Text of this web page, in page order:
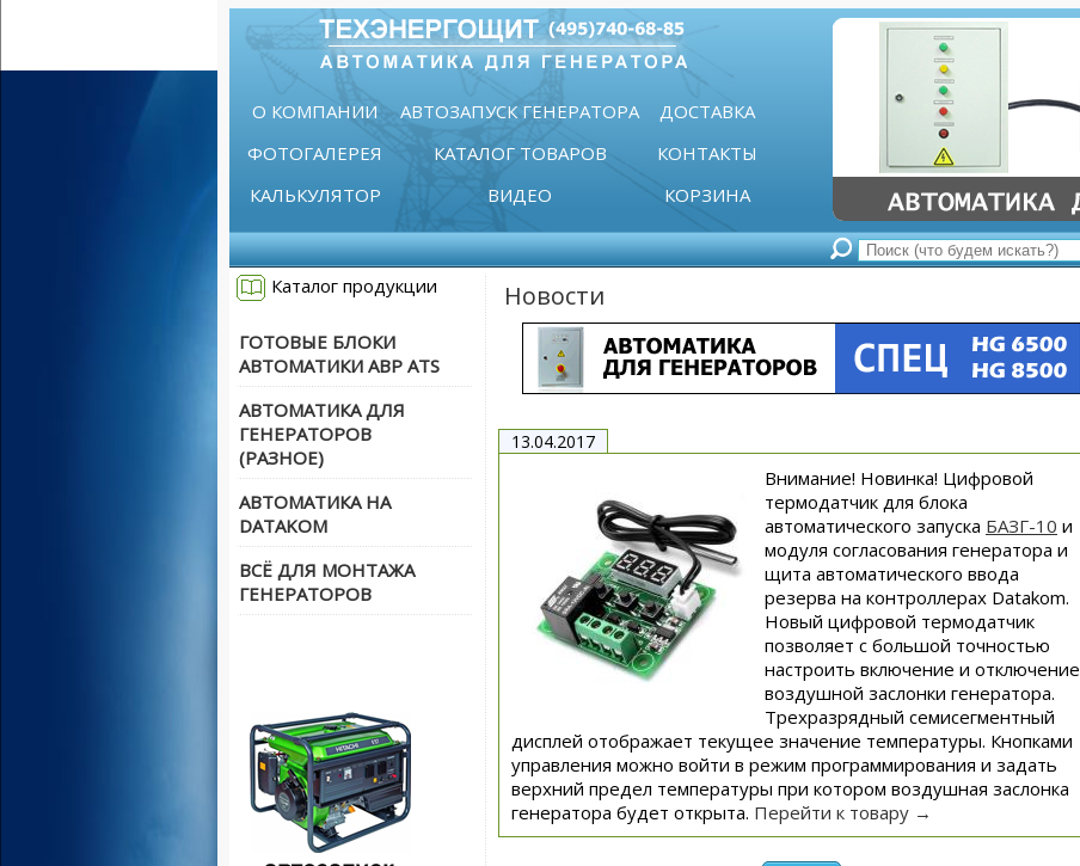
О КОМПАНИИ АВТОЗАПУСК ГЕНЕРАТОРА
ДОСТАВКА
ФОТОГАЛЕРЕЯ
КАТАЛОГ ТОВАРОВ
КОНТАКТЫ
КАЛЬКУЛЯТОР
ВИДЕО КОРЗИНА
Каталог продукции
ГОТОВЫЕ БЛОКИ
АВТОМАТИКИ АВР ATS
АВТОМАТИКА ДЛЯ
ГЕНЕРАТОРОВ
(РАЗНОЕ)
АВТОМАТИКА НА
DATAKOM
ВСЁ ДЛЯ МОНТАЖА
ГЕНЕРАТОРОВ
Новости
13.04.2017
Внимание! Новинка! Цифровой
термодатчик для блока
автоматического запуска БАЗГ-10 и
модуля согласования генератора и
щита автоматического ввода
резерва на контроллерах Datakom.
Новый цифровой термодатчик
позволяет с большой точностью
настроить включение и отключение
воздушной заслонки генератора.
Трехразрядный семисегментный
дисплей отображает текущее значение температуры. Кнопками
управления можно войти в режим программирования и задать
верхний предел температуры при котором воздушная заслонка
генератора будет открыта. Перейти к товару →